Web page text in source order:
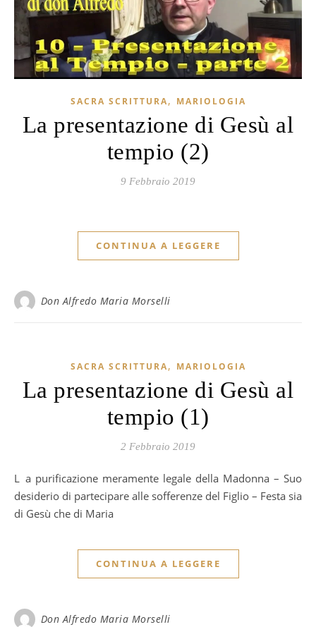
SACRA SCRITTURA, MARIOLOGIA
La presentazione di Gesù al
tempio (2)
9 Febbraio 2019
CONTINUA A LEGGERE
Don Alfredo Maria Morselli
SACRA SCRITTURA, MARIOLOGIA
La presentazione di Gesù al
tempio (1)
2 Febbraio 2019
La purificazione meramente legale della Madonna – Suo
desiderio di partecipare alle sofferenze del Figlio – Festa sia
di Gesù che di Maria
CONTINUA A LEGGERE
Don Alfredo Maria Morselli